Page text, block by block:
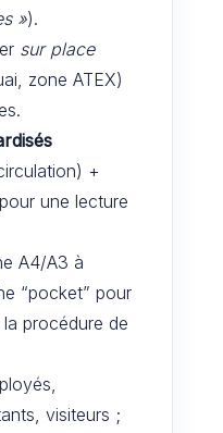
»).
sur place
zone ATEX)
+
une lecture
A4/A3 à
“pocket” pour
la procédure de
visiteurs ;